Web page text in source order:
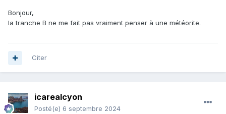
Bonjour,
la tranche B ne me fait pas vraiment penser à une météorite.
Citer
icarealcyon
Posté(e) 6 septembre 2024